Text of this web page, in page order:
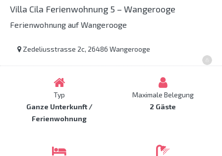
Villa Cila Ferienwohnung 5 – Wangerooge
Ferienwohnung auf Wangerooge
Zedeliusstrasse 2c, 26486 Wangerooge
Typ
Ganze Unterkunft /
Ferienwohnung
Maximale Belegung
2 Gäste